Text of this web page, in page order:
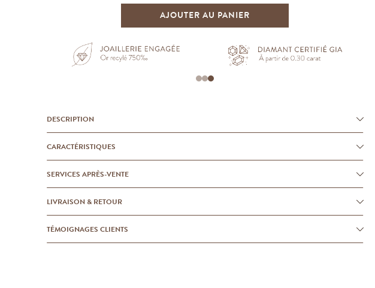
AJOUTER AU PANIER
DESCRIPTION
CARACTÉRISTIQUES
SERVICES APRÈS-VENTE
LIVRAISON & RETOUR
TÉMOIGNAGES CLIENTS